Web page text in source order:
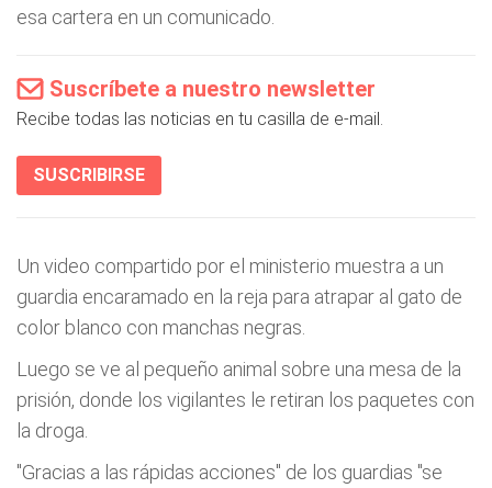
esa cartera en un comunicado.
Suscríbete a nuestro newsletter
Recibe todas las noticias en tu casilla de e-mail.
SUSCRIBIRSE
Un video compartido por el ministerio muestra a un
guardia encaramado en la reja para atrapar al gato de
color blanco con manchas negras.
Luego se ve al pequeño animal sobre una mesa de la
prisión, donde los vigilantes le retiran los paquetes con
la droga.
"Gracias a las rápidas acciones" de los guardias "se